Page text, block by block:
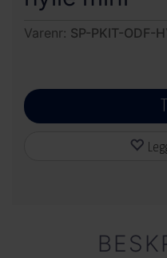
Varenr: SP-PKIT-ODF-